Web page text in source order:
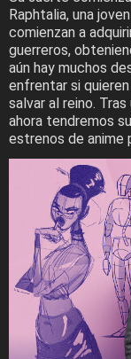
Raphtalia, una
comienzan a
guerreros,
aún hay muchos
enfrentar si
salvar al reino.
ahora tendremos
estrenos de anime